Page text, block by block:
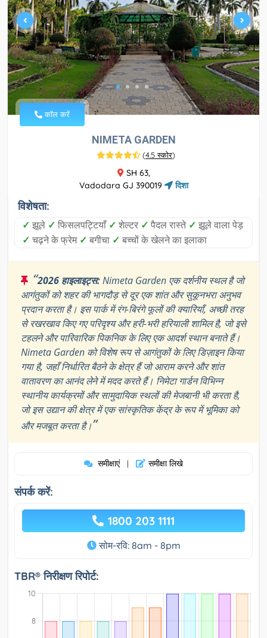
कॉल करें
NIMETA GARDEN
(4.5 स्कोर)
SH 63,
Vadodara GJ 390019
दिशा
विशेषता:
✓ झूले ✓ फिसलपट्टियाँ ✓ शेल्टर ✓ पैदल रास्ते ✓ झूले वाला पेड़
✓ चढ़ने के फ्रेम ✓ बगीचा ✓ बच्चों के खेलने का इलाका
“2026 हाइलाइट्स:Nimeta Garden एक दर्शनीय स्थल है जो
आगंतुकों को शहर की भागदौड़ से दूर एक शांत और सुकूनभरा अनुभव
प्रदान करता है। इस पार्क में रंग-बिरंगे फूलों की क्यारियाँ, अच्छी तरह
से रखरखाव किए गए परिदृश्य और हरी-भरी हरियाली शामिल है, जो इसे
टहलने और पारिवारिक पिकनिक के लिए एक आदर्श स्थान बनाते हैं।
Nimeta Garden को विशेष रूप से आगंतुकों के लिए डिज़ाइन किया
गया है, जहाँ निर्धारित बैठने के क्षेत्र हैं जो आराम करने और शांत
वातावरण का आनंद लेने में मदद करते हैं। निमेटा गार्डन विभिन्न
स्थानीय कार्यक्रमों और सामुदायिक स्थलों की मेजबानी भी करता है,
जो इस उद्यान की क्षेत्र में एक सांस्कृतिक केंद्र के रूप में भूमिका को
और मजबूत करता है।”
समीक्षाएं | समीक्षा लिखे
संपर्क करें:
1800 203 1111
सोम-रवि: 8am - 8pm
TBR® निरीक्षण रिपोर्ट: